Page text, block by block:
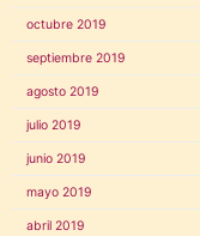
octubre 2019
septiembre 2019
agosto 2019
julio 2019
junio 2019
mayo 2019
abril 2019